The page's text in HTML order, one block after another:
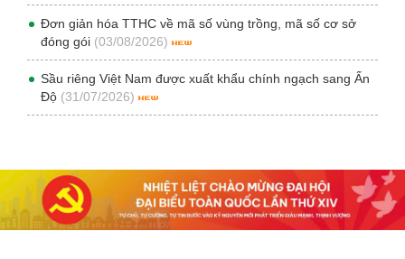
Đơn giản hóa TTHC về mã số vùng trồng, mã số cơ sở
đóng gói (03/08/2026)
Sầu riêng Việt Nam được xuất khẩu chính ngạch sang Ấn
Độ (31/07/2026)